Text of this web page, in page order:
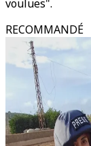
voulues".
RECOMMANDÉ